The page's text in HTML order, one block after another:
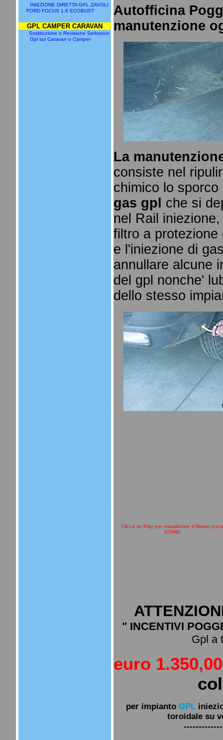
INIEZIONE DIRETTA GPL ZAVOLI
FORD FOCUS 1.6 ECOBUST
GPL CAMPER CARAVAN
Sostituzione o Revisione Serbatoio
Gpl sul Caravan o Camper
Autofficina
manutenzione
La
consiste nel
chimico lo
gas gpl che si
nel Rail
filtro a
e l'iniezione di
annullare alcune
del gpl nonche'
dello stesso
Clicca su Play per visualizzare il filmato (circa
3/5MB).
" INCENTIVI
Gpl a
euro
per impianto GPL
toroidale su